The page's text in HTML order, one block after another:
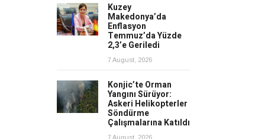
Kuzey
Makedonya’da
Enflasyon
Temmuz’da Yüzde
2,3’e Geriledi
7 August, 2026
Konjic’te Orman
Yangını Sürüyor:
Askeri Helikopterler
Söndürme
Çalışmalarına Katıldı
7 August, 2026